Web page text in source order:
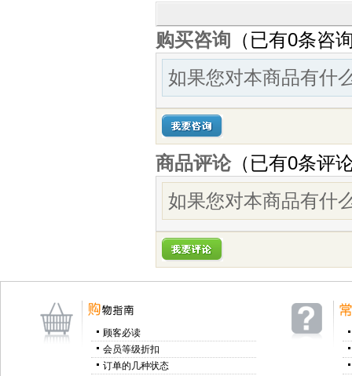
购买咨询 （已有0条咨
如果您对本商品有什
商品评论（已有0条评
如果您对本商品有什
顾客必读
会员等级折扣
订单的几种状态